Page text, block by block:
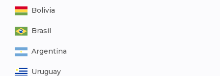
Bolivia
Brasil
Argentina
Uruguay